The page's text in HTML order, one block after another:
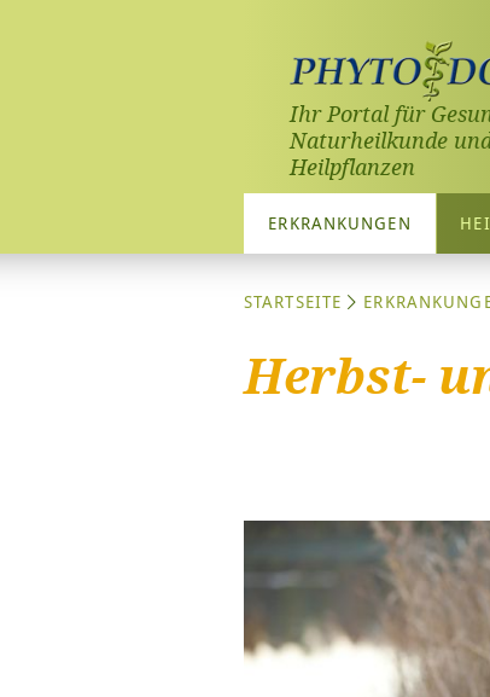
Ihr Portal für
Naturheilkunde
Heilpflanzen
ERKRANKUNGEN
STARTSEITE
Herbst-